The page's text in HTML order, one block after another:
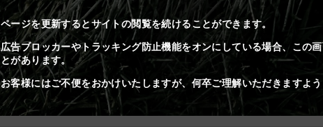
ページを更新するとサイトの閲覧を続けることができます。
広告ブロッカーやトラッキング防止機能をオンにしている場合、この
とがあります。
お客様にはご不便をおかけいたしますが、何卒ご理解いただきますよう